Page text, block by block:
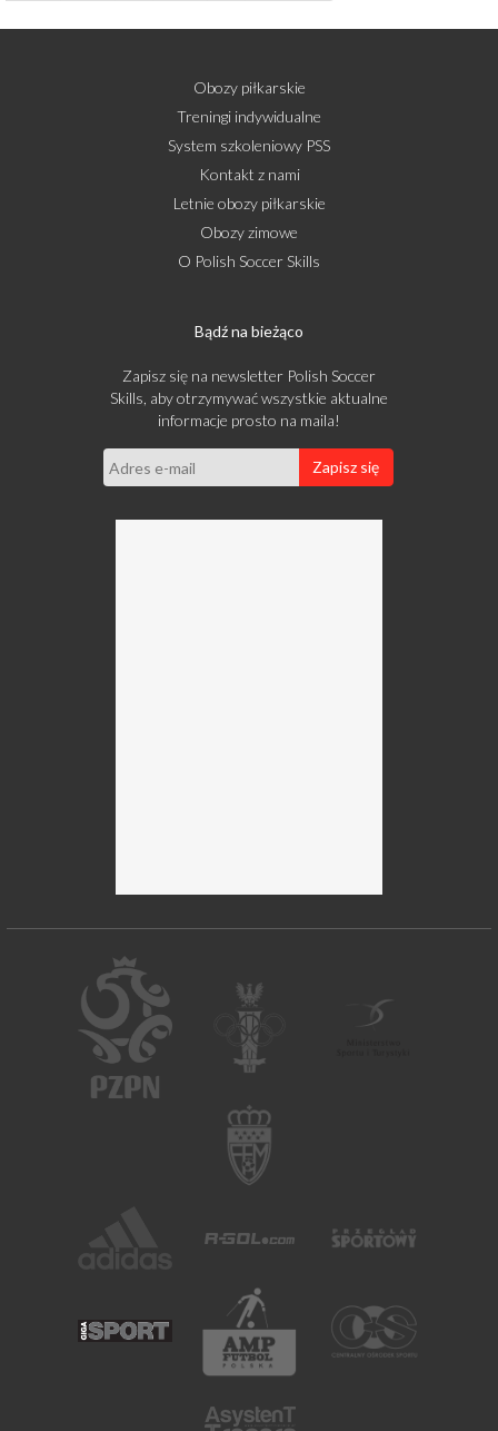
Obozy piłkarskie
Treningi indywidualne
System szkoleniowy PSS
Kontakt z nami
Letnie obozy piłkarskie
Obozy zimowe
O Polish Soccer Skills
Bądź na bieżąco
Zapisz się na newsletter Polish Soccer
Skills, aby otrzymywać wszystkie aktualne
informacje prosto na maila!
Zapisz się